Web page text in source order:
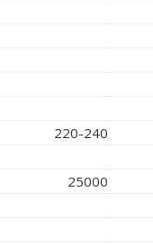
220-240
25000